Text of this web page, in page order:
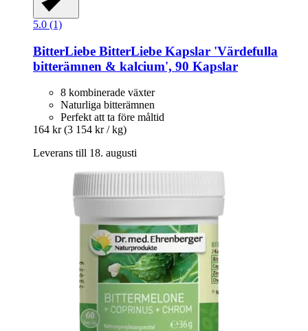
5.0 (1)
BitterLiebe BitterLiebe Kapslar 'Värdefulla
bitterämnen & kalcium', 90 Kapslar
8 kombinerade växter
Naturliga bitterämnen
Perfekt att ta före måltid
164 kr (3 154 kr / kg)
Leverans till 18. augusti